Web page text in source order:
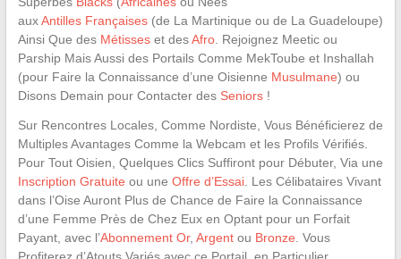
auxAntilles Françaises(de La Martinique ou de La Guadeloupe)
Ainsi Que des Métisseset desAfro. Rejoignez Meetic ou
Parship Mais Aussi des Portails Comme MekToube et Inshallah
(pour Faire la Connaissance d’une Oisienne Musulmane) ou
Disons Demain pour Contacter des Seniors!
Sur Rencontres Locales, Comme Nordiste, Vous Bénéficierez de
Multiples Avantages Comme la Webcam et les Profils Vérifiés.
Pour Tout Oisien, Quelques Clics Suffiront pour Débuter, Via une
Inscription Gratuite ou une Offre d’Essai. Les Célibataires Vivant
dans l’Oise Auront Plus de Chance de Faire la Connaissance
d’une Femme Près de Chez Eux en Optant pour un Forfait
Payant, avec l’Abonnement Or, Argentou Bronze . Vous